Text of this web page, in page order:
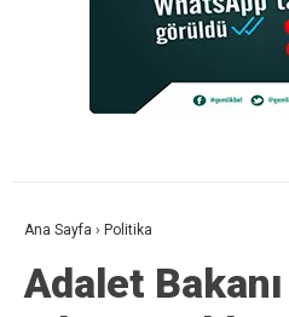
Ana Sayfa › Politika
Adalet